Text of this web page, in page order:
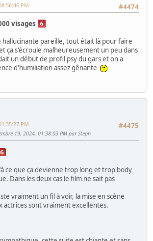
#4474
PM
visages
hallucinante pareille, tout était là pour faire
ça s'écroule malheureusement un peu dans
un début de profil psy du gars et on a
d'humiliation assez gênante
#4475
PM
19, 2024, 01:38:03 PM par Steph
ce que ça devienne trop long et trop body
Dans les deux cas le film ne sait pas
vraiment un fil à voir, la mise en scène
actrices sont vraiment excellentes.